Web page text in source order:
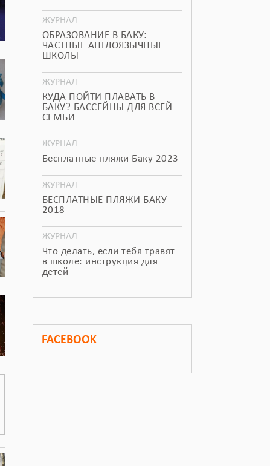
ЖУРНАЛ
ОБРАЗОВАНИЕ В БАКУ:
ЧАСТНЫЕ АНГЛОЯЗЫЧНЫЕ
ШКОЛЫ
ЖУРНАЛ
КУДА ПОЙТИ ПЛАВАТЬ В
БАКУ? БАССЕЙНЫ ДЛЯ ВСЕЙ
СЕМЬИ
ЖУРНАЛ
Бесплатные пляжи Баку 2023
ЖУРНАЛ
БЕСПЛАТНЫЕ ПЛЯЖИ БАКУ
2018
ЖУРНАЛ
Что делать, если тебя травят
в школе: инструкция для
детей
FACEBOOK